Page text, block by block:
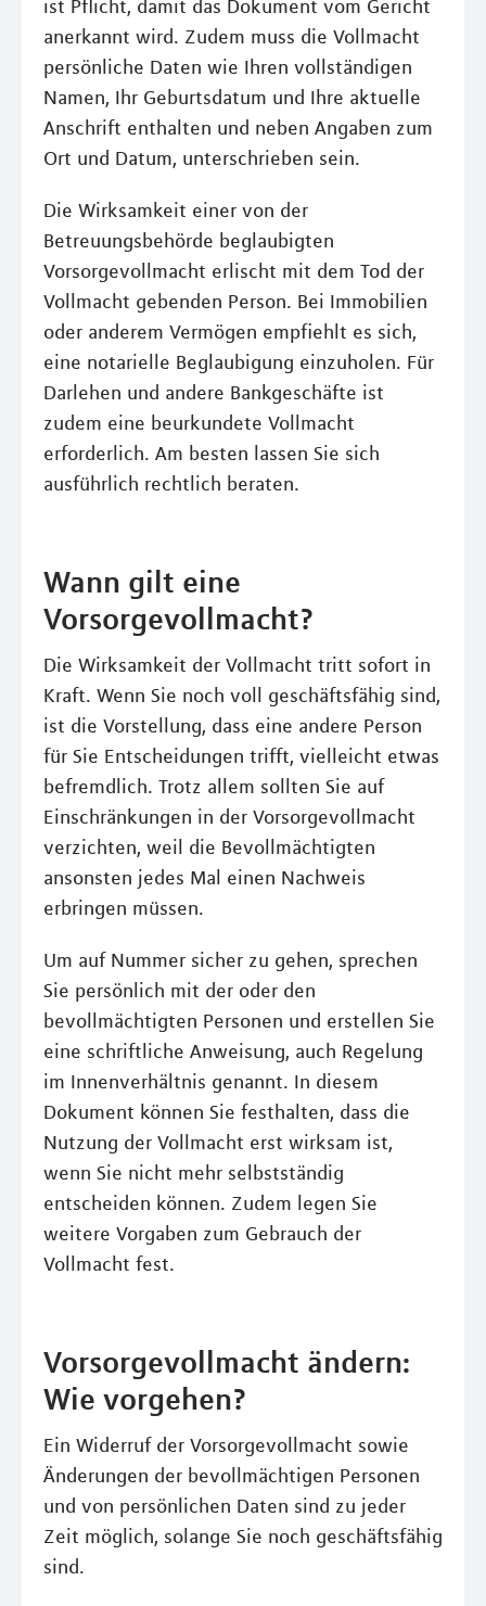
ist Pflicht, damit das Dokument vom Gericht
anerkannt wird. Zudem muss die Vollmacht
persönliche Daten wie Ihren vollständigen
Namen, Ihr Geburtsdatum und Ihre aktuelle
Anschrift enthalten und neben Angaben zum
Ort und Datum, unterschrieben sein.
Die Wirksamkeit einer von der
Betreuungsbehörde beglaubigten
Vorsorgevollmacht erlischt mit dem Tod der
Vollmacht gebenden Person. Bei Immobilien
oder anderem Vermögen empfiehlt es sich,
eine notarielle Beglaubigung einzuholen. Für
Darlehen und andere Bankgeschäfte ist
zudem eine beurkundete Vollmacht
erforderlich. Am besten lassen Sie sich
ausführlich rechtlich beraten.
Wann gilt eine
Vorsorgevollmacht?
Die Wirksamkeit der Vollmacht tritt sofort in
Kraft. Wenn Sie noch voll geschäftsfähig sind,
ist die Vorstellung, dass eine andere Person
für Sie Entscheidungen trifft, vielleicht etwas
befremdlich. Trotz allem sollten Sie auf
Einschränkungen in der Vorsorgevollmacht
verzichten, weil die Bevollmächtigten
ansonsten jedes Mal einen Nachweis
erbringen müssen.
Um auf Nummer sicher zu gehen, sprechen
Sie persönlich mit der oder den
bevollmächtigten Personen und erstellen Sie
eine schriftliche Anweisung, auch Regelung
im Innenverhältnis genannt. In diesem
Dokument können Sie festhalten, dass die
Nutzung der Vollmacht erst wirksam ist,
wenn Sie nicht mehr selbstständig
entscheiden können. Zudem legen Sie
weitere Vorgaben zum Gebrauch der
Vollmacht fest.
Vorsorgevollmacht ändern:
Wie vorgehen?
Ein Widerruf der Vorsorgevollmacht sowie
Änderungen der bevollmächtigen Personen
und von persönlichen Daten sind zu jeder
Zeit möglich, solange Sie noch geschäftsfähig
sind.